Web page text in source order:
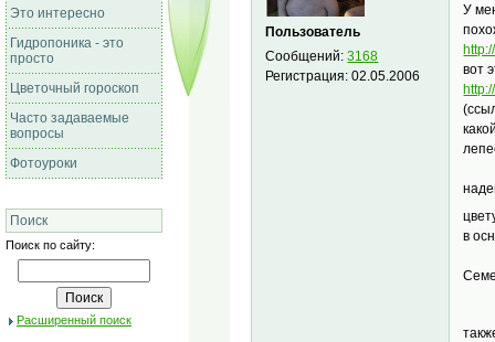
Это интересно
Гидропоника - это
просто
Цветочный гороскоп
Часто задаваемые
вопросы
Фотоуроки
Поиск
Поиск по сайту:
Расширенный поиск
Пользователь
Сообщений:3168
Регистрация:02.05.2006
У
вот
в